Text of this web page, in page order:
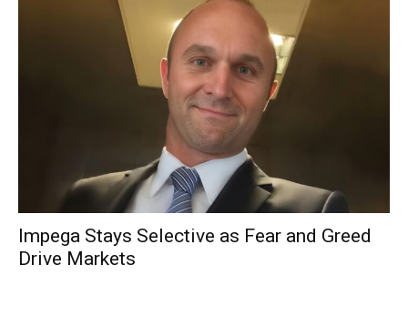
Impega Stays Selective as Fear and Greed
Drive Markets